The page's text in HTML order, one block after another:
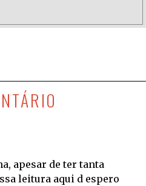
apesar de ter tanta
leitura aqui d espero